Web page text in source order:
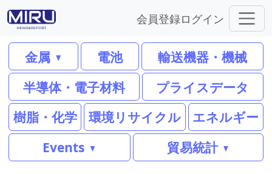
会員登録ログイン
金属 電池
輸送機器・機械
半導体・電子材料
プライスデータ
樹脂・化学
環境リサイクル
エネルギー
Events
貿易統計